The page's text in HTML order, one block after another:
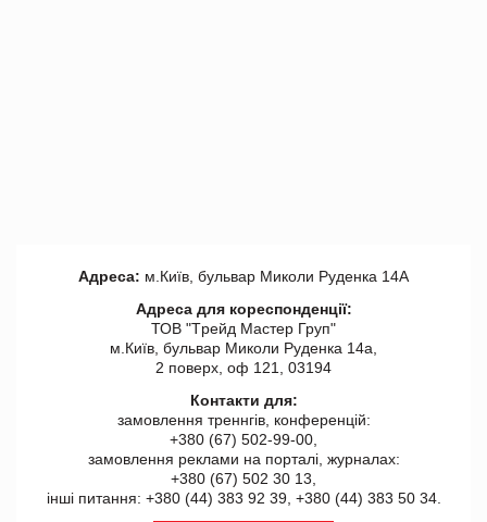
Адреса: м.Київ, бульвар Миколи Руденка 14А
Адреса для кореспонденції:
ТОВ "Tрейд Мастер Груп"
м.Київ, бульвар Миколи Руденка 14а,
2 поверх, оф 121, 03194
Контакти для:
замовлення треннгів, конференцій:
+380 (67) 502-99-00,
замовлення реклами на порталі, журналах:
+380 (67) 502 30 13,
інші питання: +380 (44) 383 92 39, +380 (44) 383 50 34.